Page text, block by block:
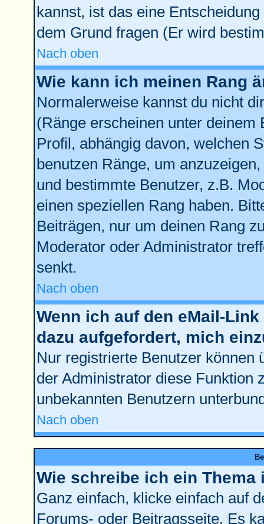
kannst, ist das eine
dem Grund fragen (Er wird
Nach oben
Wie kann ich meinen Rang
Normalerweise kannst du nicht
(Ränge erscheinen unter deinem
Profil, abhängig davon, welchen
benutzen Ränge, um
und bestimmte Benutzer, z.B.
einen speziellen Rang haben.
Beiträgen, nur um deinen Rang
Moderator oder Administrator
senkt.
Nach oben
Wenn ich auf den eMail-
dazu aufgefordert, mich
Nur registrierte Benutzer können
der Administrator diese Funktion
unbekannten Benutzern
Nach oben
Wie schreibe ich ein Thema
Ganz einfach, klicke einfach auf
Forums- oder Beitragsseite. Es